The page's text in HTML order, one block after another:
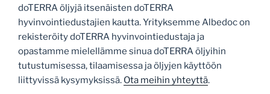
doTERRA öljyjä itsenäisten doTERRA
hyvinvointiedustajien kautta. Yrityksemme Albedoc on
rekisteröity doTERRA hyvinvointiedustaja ja
opastamme mielellämme sinua doTERRA öljyihin
tutustumisessa, tilaamisessa ja öljyjen käyttöön
liittyvissä kysymyksissä. Ota meihin yhteyttä.